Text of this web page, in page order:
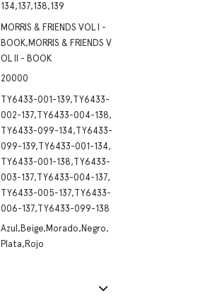
134,137,138,139
MORRIS & FRIENDS VOL I -
BOOK,MORRIS & FRIENDS V
OL II - BOOK
20000
TY6433-001-139,TY6433-
002-137,TY6433-004-138,
TY6433-099-134,TY6433-
099-139,TY6433-001-134,
TY6433-001-138,TY6433-
003-137,TY6433-004-137,
TY6433-005-137,TY6433-
006-137,TY6433-099-138
Azul,Beige,Morado,Negro,
Plata,Rojo